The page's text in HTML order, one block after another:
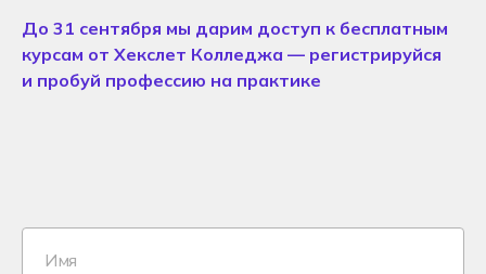
До 31 сентября мы дарим доступ к бесплатным
курсам от Хекслет Колледжа — регистрируйся
и пробуй профессию на практике